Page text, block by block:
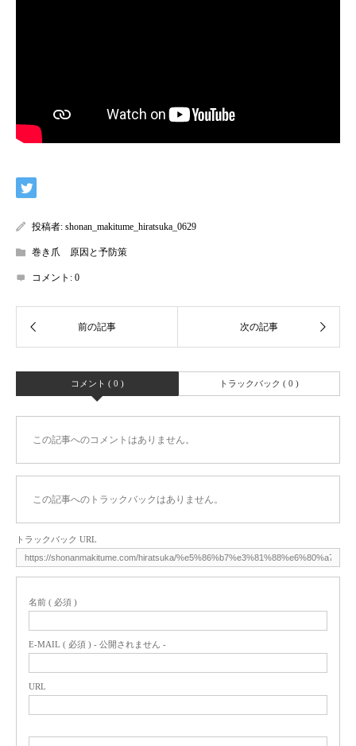
投稿者: shonan_makitume_hiratsuka_0629
巻き爪 原因と予防策
コメント: 0
コメント ( 0 ) トラックバック ( 0 )
この記事へのコメントはありません。
この記事へのトラックバックはありません。
トラックバック URL
名前 ( 必須 )
E-MAIL ( 必須 ) - 公開されません -
URL